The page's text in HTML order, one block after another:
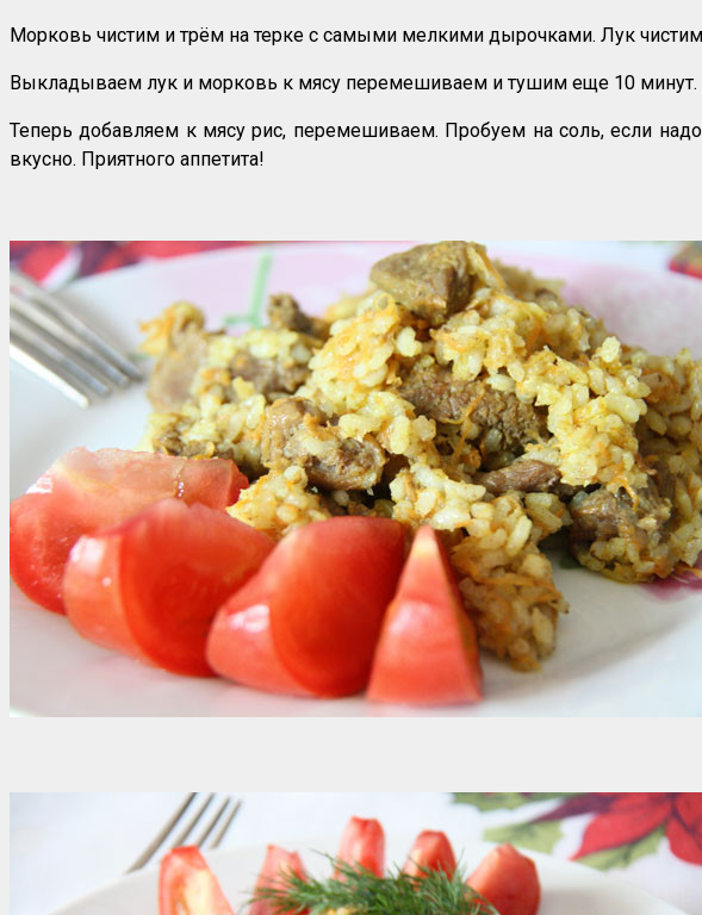
Морковь чистим и трём на терке с самыми мелкими дырочками. Лук
Выкладываем лук и морковь к мясу перемешиваем и тушим еще 10 минут.
Теперь добавляем к мясу рис, перемешиваем. Пробуем на соль, если
вкусно. Приятного аппетита!